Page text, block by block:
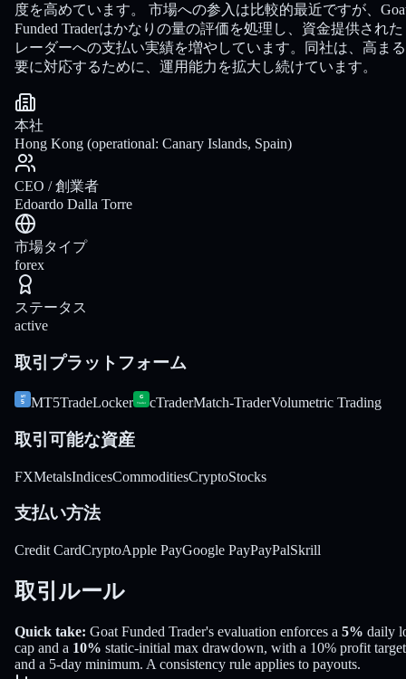
度を高めています。 市場への参入は比較的最近ですが、
Funded Traderはかなりの量の評価を処理し、資金提供され
レーダーへの支払い実績を増やしています。同社は、高ま
要に対応するために、運用能力を拡大し続けています。
本社
Hong Kong (operational: Canary Islands, Spain)
CEO / 創業者
Edoardo Dalla Torre
市場タイプ
forex
ステータス
active
取引プラットフォーム
MT5TradeLocker cTraderMatch-TraderVolumetric Trading
取引可能な資産
FXMetalsIndicesCommoditiesCryptoStocks
支払い方法
Credit CardCryptoApple PayGoogle PayPayPalSkrill
取引ルール
Quick take: Goat Funded Trader's evaluation enforces a 5% daily
cap and a 10% static-initial max drawdown, with a 10% profit target
and a 5-day minimum. A consistency rule applies to payouts.